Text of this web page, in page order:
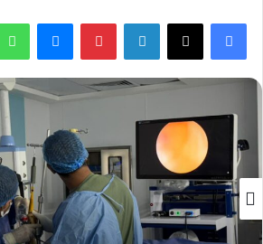
إلكترونيا
فيسبوك ‫X لينكدإن بينتيريستماسنجر